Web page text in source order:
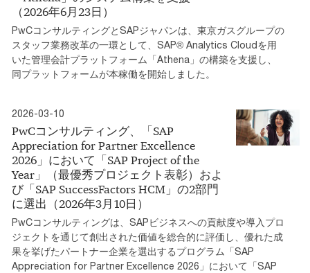
（2026年6月23日）
PwCコンサルティングとSAPジャパンは、東京ガスグループの
スタッフ業務改革の一環として、SAP® Analytics Cloudを用
いた管理会計プラットフォーム「Athena」の構築を支援し、
同プラットフォームが本稼働を開始しました。
2026-03-10
PwCコンサルティング、「SAP
Appreciation for Partner Excellence
2026」において「SAP Project of the
Year」（最優秀プロジェクト表彰）およ
び「SAP SuccessFactors HCM」の2部門
に選出（2026年3月10日）
PwCコンサルティングは、SAPビジネスへの貢献度や導入プロ
ジェクトを通じて創出された価値を総合的に評価し、優れた成
果を挙げたパートナー企業を選出するプログラム「SAP
Appreciation for Partner Excellence 2026」において「SAP